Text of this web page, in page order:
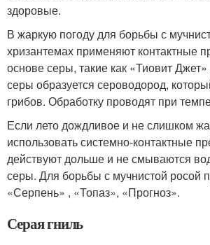
здоровые.
В жаркую погоду для борьбы с
хризантемах применяют контактные
основе серы, такие как «Тиовит
серы образуется сероводород,
грибов. Обработку проводят при
Если лето дождливое и не слишком
использовать системно-контактные
действуют дольше и не смываются
серы. Для борьбы с мучнистой росой
«Серпень» , «Топаз», «Прогноз».
Серая гниль